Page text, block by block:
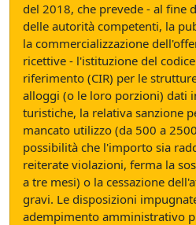
del 2018, che prevede - al fine
delle autorità competenti, la
la commercializzazione
ricettive - l'istituzione del
riferimento (CIR) per le
alloggi (o le loro porzioni) dati
turistiche, la relativa sanzione
mancato utilizzo (da 500 a
possibilità che l'importo sia
reiterate violazioni, ferma la
a tre mesi) o la cessazione
gravi. Le disposizioni
adempimento amministrativo